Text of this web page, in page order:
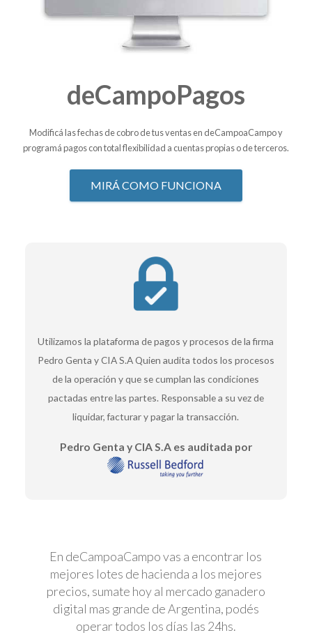
deCampoPagos
Modificá las fechas de cobro de tus ventas en deCampoaCampo y
programá pagos con total flexibilidad a cuentas propias o de terceros.
MIRÁ COMO FUNCIONA
Utilizamos la plataforma de pagos y procesos de la firma
Pedro Genta y CIA S.A Quien audita todos los procesos
de la operación y que se cumplan las condiciones
pactadas entre las partes. Responsable a su vez de
liquidar, facturar y pagar la transacción.
Pedro Genta y CIA S.A es auditada por
En deCampoaCampo vas a encontrar los
mejores lotes de hacienda a los mejores
precios, sumate hoy al mercado ganadero
digital mas grande de Argentina, podés
operar todos los días las 24hs.